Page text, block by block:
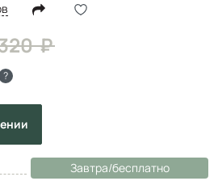
?
Завтра/бесплатно